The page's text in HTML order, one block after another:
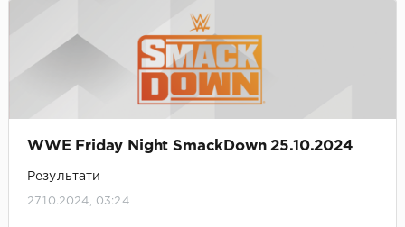
WWE Friday Night SmackDown 25.10.2024
Результати
27.10.2024, 03:24